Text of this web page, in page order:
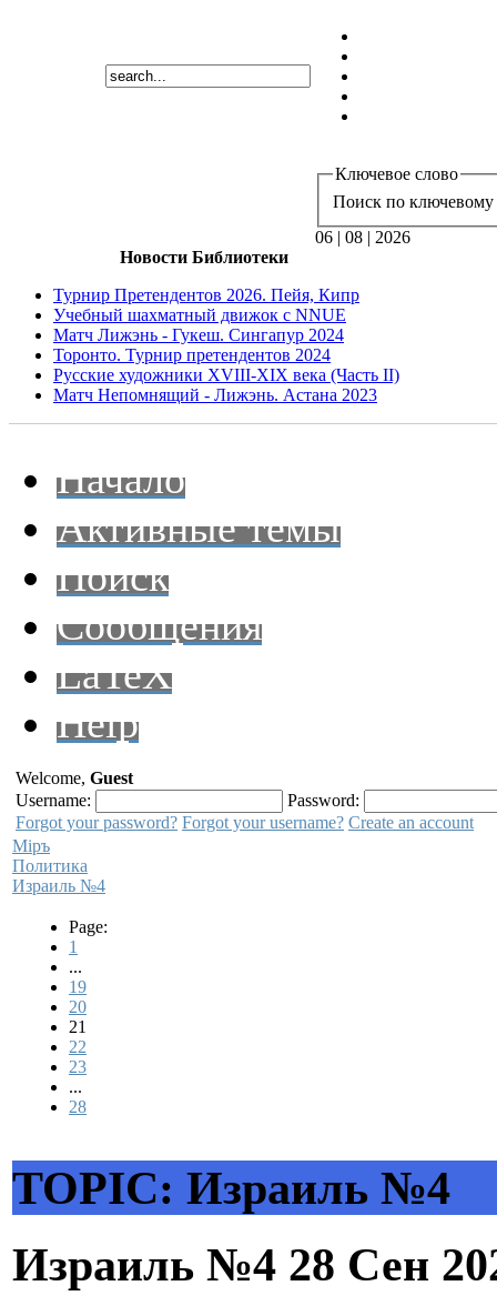
Ключевое слово
Поиск по ключевому
06 | 08 | 2026
Новости Библиотеки
Турнир Претендентов 2026. Пейя, Кипр
Учебный шахматный движок с NNUE
Матч Лижэнь - Гукеш. Сингапур 2024
Торонто. Турнир претендентов 2024
Русские художники XVIII-XIX века (Часть II)
Матч Непомнящий - Лижэнь. Астана 2023
Начало
Активные темы
Поиск
Сообщения
LaTeX
Help
Welcome, Guest
Username:
Password:
Forgot your password? Forgot your username? Create an account
Мiръ
Политика
Израиль №4
Page:
1
...
19
20
21
22
23
...
28
TOPIC: Израиль №4
Израиль №4 28 Сен